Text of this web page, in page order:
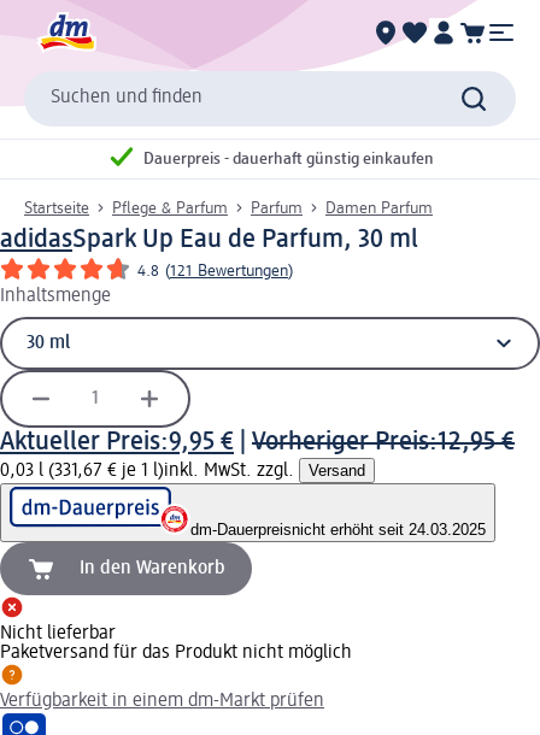
Suchen und finden
Dauerpreis - dauerhaft günstig einkaufen
Startseite Pflege & Parfum Parfum Damen Parfum
adidasSpark Up Eau de Parfum, 30 ml
4.8 (121 Bewertungen)
Inhaltsmenge
Aktueller Preis:9,95 € Vorheriger Preis:12,95 €
0,03 l (331,67 € je 1 l)inkl. MwSt. zzgl. Versand
dm-Dauerpreisnicht erhöht seit 24.03.2025
In den Warenkorb
Nicht lieferbar
Paketversand für das Produkt nicht möglich
Verfügbarkeit in einem dm-Markt prüfen